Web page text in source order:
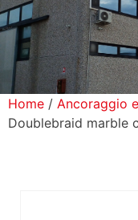
Prodotti
Home / Ancoraggio
Doublebraid marble